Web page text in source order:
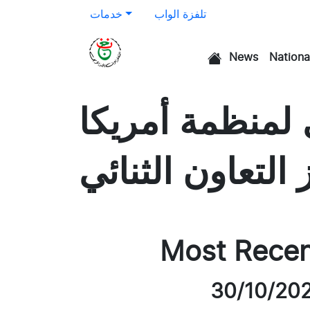
خدمات تلفزة الواب
News
لمنظمة أمريكا
التعاون الثنائي
Most
30/10/